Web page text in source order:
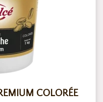
COLORÉE